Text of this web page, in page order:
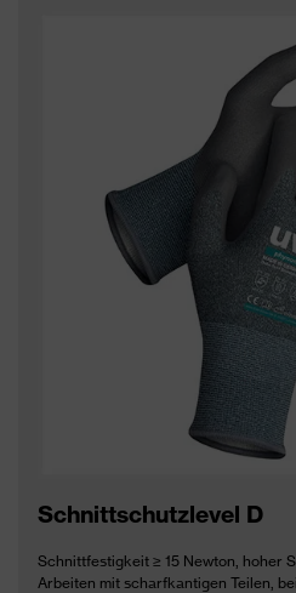
Schnittschutzlevel D
Schnittfestigkeit ≥ 15 Newton, hoher
Arbeiten mit scharfkantigen Teilen,